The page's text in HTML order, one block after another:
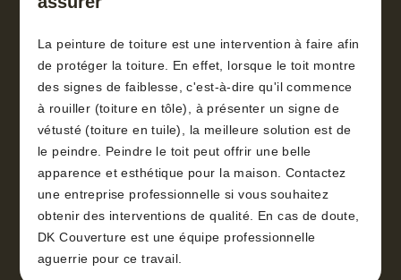
La peinture de toiture est une intervention à faire afin
de protéger la toiture. En effet, lorsque le toit montre
des signes de faiblesse, c'est-à-dire qu'il commence
à rouiller (toiture en tôle), à présenter un signe de
vétusté (toiture en tuile), la meilleure solution est de
le peindre. Peindre le toit peut offrir une belle
apparence et esthétique pour la maison. Contactez
une entreprise professionnelle si vous souhaitez
obtenir des interventions de qualité. En cas de doute,
DK Couverture est une équipe professionnelle
aguerrie pour ce travail.